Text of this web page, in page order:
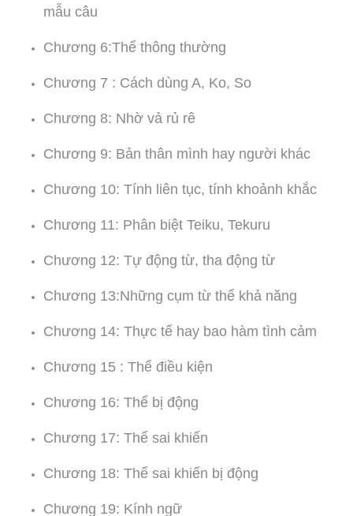
mẫu câu
Chương 6:Thể thông thường
Chương 7 : Cách dùng A, Ko, So
Chương 8: Nhờ vả rủ rê
Chương 9: Bản thân mình hay người khác
Chương 10: Tính liên tục, tính khoảnh khắc
Chương 11: Phân biệt Teiku, Tekuru
Chương 12: Tự động từ, tha động từ
Chương 13:Những cụm từ thể khả năng
Chương 14: Thực tế hay bao hàm tình cảm
Chương 15 : Thể điều kiện
Chương 16: Thể bị động
Chương 17: Thể sai khiến
Chương 18: Thể sai khiến bị động
Chương 19: Kính ngữ